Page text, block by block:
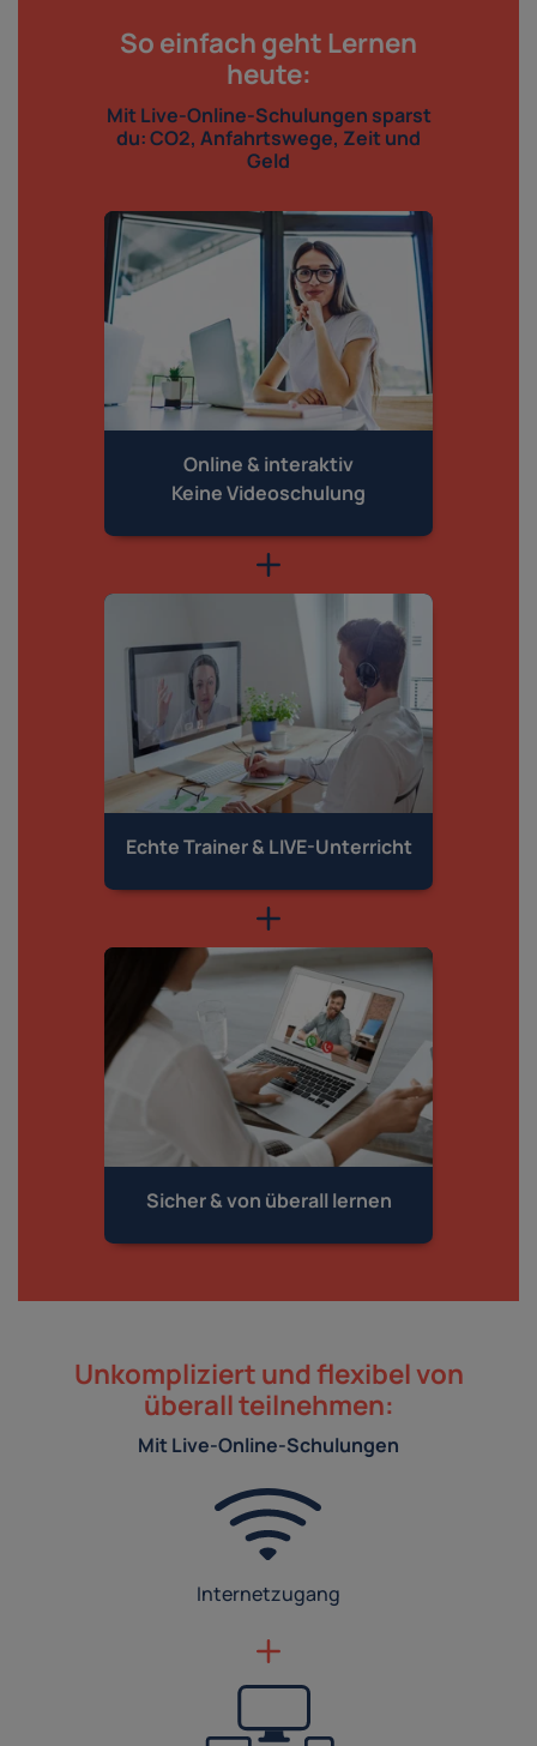
So einfach geht Lernen
heute:
Mit Live-Online-Schulungen sparst
du: CO2, Anfahrtswege, Zeit und
Geld
Online & interaktiv
Keine Videoschulung
Echte Trainer & LIVE-Unterricht
Sicher & von überall lernen
Unkompliziert und flexibel von
überall teilnehmen:
Mit Live-Online-Schulungen
Internetzugang